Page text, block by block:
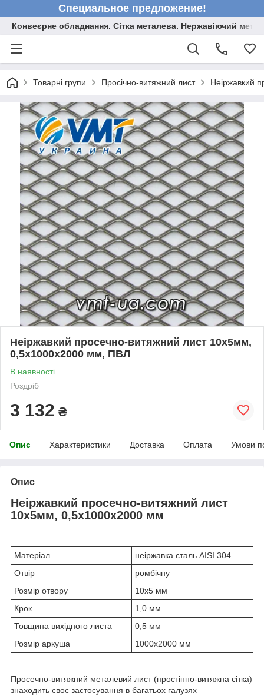
Специальное предложение!
Конвеєрне обладнання. Сітка металева. Нержавіючий
Товарні групи Просічно-витяжний лист Неіржавкий
Неіржавкий просечно-витяжний лист 10х5мм,
0,5х1000x2000 мм, ПВЛ
В наявності
Роздріб
3 132 ₴
Опис Характеристики Доставка Оплата Умови
Опис
Неіржавкий просечно-витяжний лист
10х5мм, 0,5х1000x2000 мм
Матеріал
неіржавка сталь AISI 304
Отвір
ромбічну
Розмір отвору
10х5 мм
Крок
1,0 мм
Товщина вихідного листа
0,5 мм
Розмір аркуша
1000х2000 мм
Просечно-витяжний металевий лист (простінно-витяжна сітка)
знаходить своє застосування в багатьох галузях